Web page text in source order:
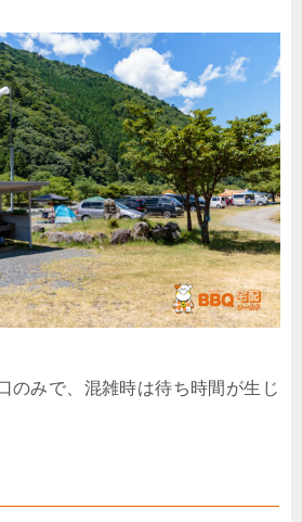
のみで、混雑時は待ち時間が生じ